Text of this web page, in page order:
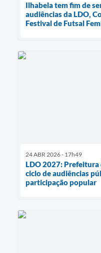
Ilhabela tem fim de
audiências da LDO,
Festival de Futsal
24 ABR 2026 - 17h49
LDO 2027:
ciclo de audiências
participação popular